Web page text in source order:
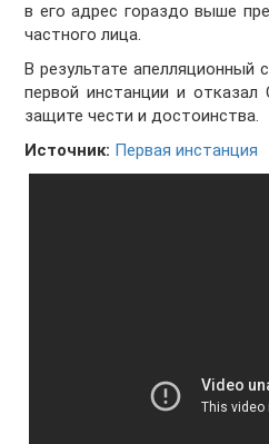
в его адрес гораздо выше
частного лица.
В результате апелляционный
первой инстанции и отказал
защите чести и достоинства.
Источник: Первая инстанция